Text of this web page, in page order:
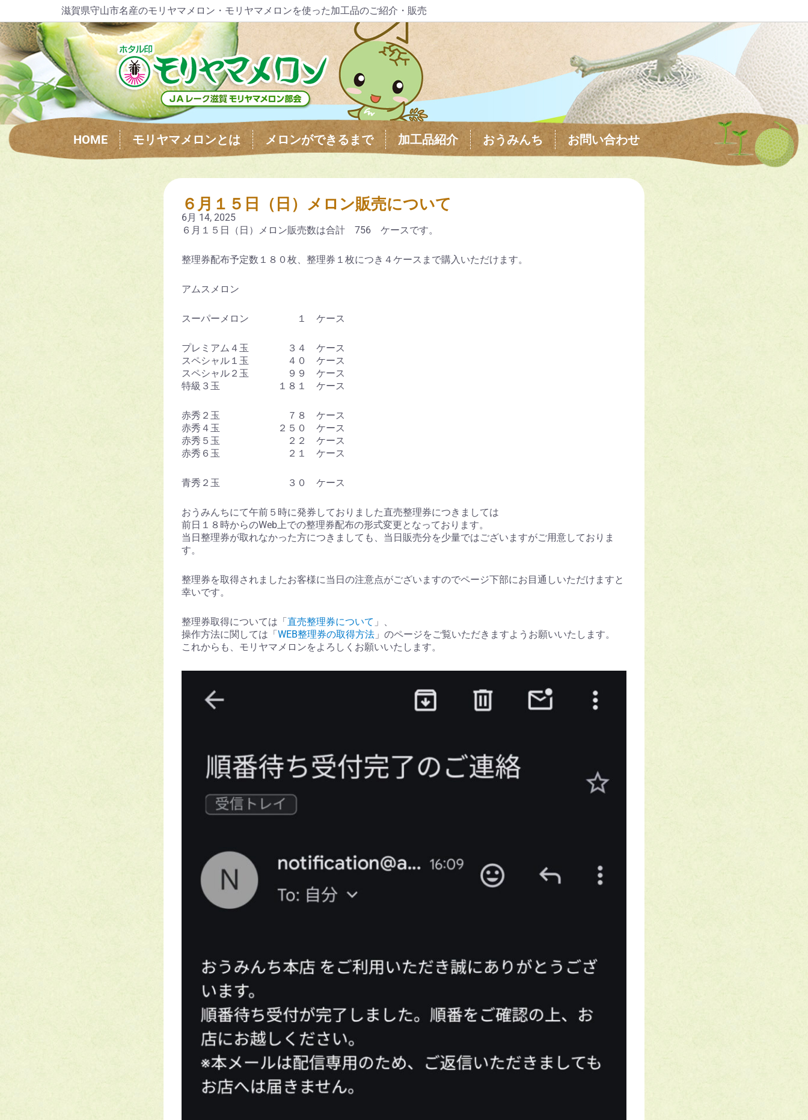
滋賀県守山市名産のモリヤマメロン・モリヤマメロンを使った加工品のご紹介・販売
HOME モリヤマメロンとは メロンができるまで 加工品紹介 おうみんち お問い合わせ
６月１５日（日）メロン販売について
6月 14, 2025
６月１５日（日）メロン販売数は合計 756 ケースです。
整理券配布予定数１８０枚、整理券１枚につき４ケースまで購入いただけます。
アムスメロン
スーパーメロン １ ケース
プレミアム４玉 ３４ ケース
スペシャル１玉 ４０ ケース
スペシャル２玉 ９９ ケース
特級３玉 １８１ ケース
赤秀２玉 ７８ ケース
赤秀４玉 ２５０ ケース
赤秀５玉 ２２ ケース
赤秀６玉 ２１ ケース
青秀２玉 ３０ ケース
おうみんちにて午前５時に発券しておりました直売整理券につきましては
前日１８時からのWeb上での整理券配布の形式変更となっております。
当日整理券が取れなかった方につきましても、当日販売分を少量ではございますがご用意しておりま
す。
整理券を取得されましたお客様に当日の注意点がございますのでページ下部にお目通しいただけますと
幸いです。
整理券取得については「直売整理券について 」、
操作方法に関しては「WEB整理券の取得方法 」のページをご覧いただきますようお願いいたします。
これからも、モリヤマメロンをよろしくお願いいたします。